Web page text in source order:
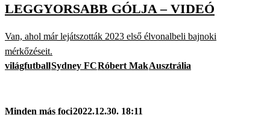
LEGGYORSABB GÓLJA – VIDEÓ
Van, ahol már lejátszották 2023 első élvonalbeli bajnoki
mérkőzéseit.
világfutballSydney FCRóbert MakAusztrália
Minden más foci2022.12.30. 18:11